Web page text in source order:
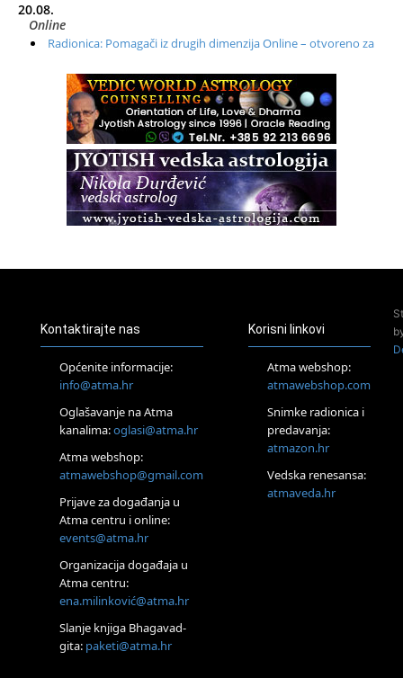
20.08.
Online
Radionica: Pomagači iz drugih dimenzija Online – otvoreno za
Zagreb+Online
Osnovni ThetaHealing® tečaj, Zagreb i Online
Access BARS®, otpusti stres
Access Energetski Facelift®
Tečaj Višeg Vodstva, razvijanja intuicije i Akaša zapisa
25.08.
Upisi u program Profesionalni hipnoterapeut — nova
generacija kreće 25.08. 2026.
Online
Visoko
Alemka Dauskardt – Jednodnevna radionica sistemskih
konstelacija
HOD PO ŽERAVICI – Seminar koji mijenja tijelo, duh i um
SoulFest – Festival glazbe, mudrosti i zajedništva
Radoboj
Noćna šumska kupka
Online
Kontaktirajte nas
Općenite informacije:
info@atma.hr
Oglašavanje na Atma
kanalima:oglasi@atma.hr
Atma webshop:
atmawebshop@gmail.com
Prijave za događanja u
Atma centru i online:
events@atma.hr
Organizacija događaja u
Atma centru:
ena.milinković@atma.hr
Slanje knjiga Bhagavad-
gita: paketi@atma.hr
Korisni linkovi
Atma webshop:
atmawebshop.com
Snimke radionica i
predavanja:
atmazon.hr
Vedska renesansa:
atmaveda.hr